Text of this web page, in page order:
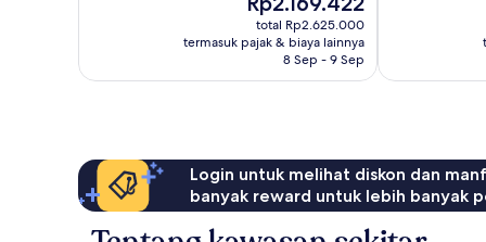
sekarang
Rp2.169.422
total Rp2.625.000
termasuk pajak & biaya lainnya
8 Sep - 9 Sep
Login untuk melihat diskon dan
banyak reward untuk lebih banyak